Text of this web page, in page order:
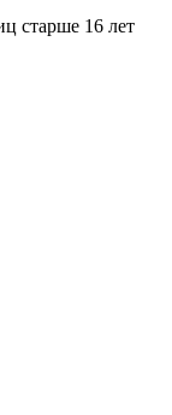
старше 16 лет